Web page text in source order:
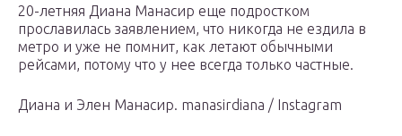
20-летняя Диана Манасир еще подростком
прославилась заявлением, что никогда не ездила в
метро и уже не помнит, как летают обычными
рейсами, потому что у нее всегда только частные.
Диана и Элен Манасир. manasirdiana / Instagram